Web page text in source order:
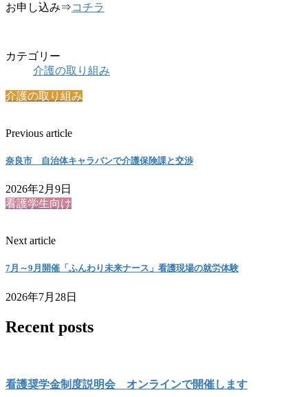
お申し込み⇒コチラ
カテゴリー
介護の取り組み
介護の取り組み
Previous article
奈良市 自治体キャラバンで介護保険課と交渉
2026年2月9日
看護学生向け
Next article
7月～9月開催「ふんわり未来ナース」看護現場の就労体験
2026年7月28日
Recent posts
看護奨学金制度説明会 オンラインで開催します